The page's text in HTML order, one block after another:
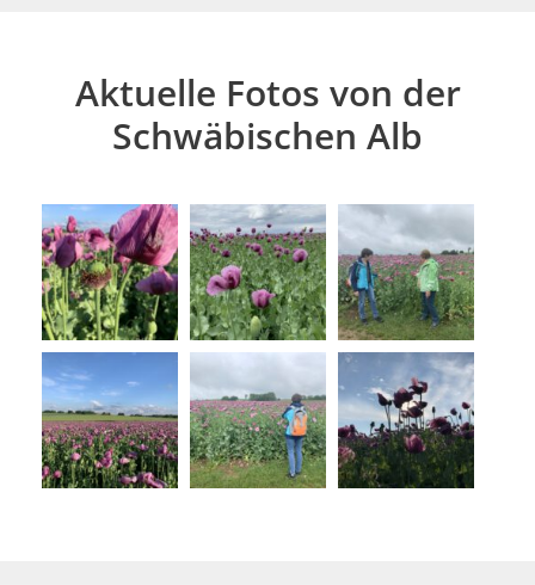
Aktuelle Fotos von der
Schwäbischen Alb